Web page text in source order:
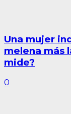
Una mujer
melena más
mide?
0